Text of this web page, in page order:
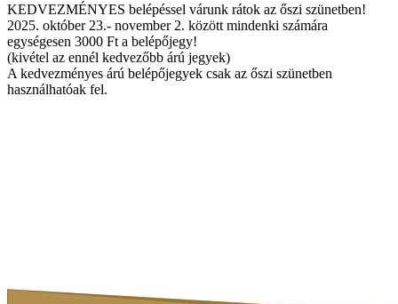
KEDVEZMÉNYES belépéssel várunk rátok az őszi szünetben!
2025. október 23.- november 2. között mindenki számára
egységesen 3000 Ft a belépőjegy!
(kivétel az ennél kedvezőbb árú jegyek)
A kedvezményes árú belépőjegyek csak az őszi szünetben
használhatóak fel.